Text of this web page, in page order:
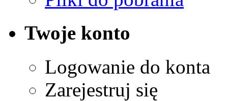
Twoje konto
Logowanie do konta
Zarejestruj się